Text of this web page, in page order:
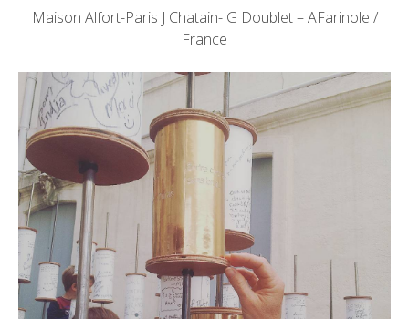
Maison Alfort-Paris J Chatain- G Doublet – AFarinole /
France